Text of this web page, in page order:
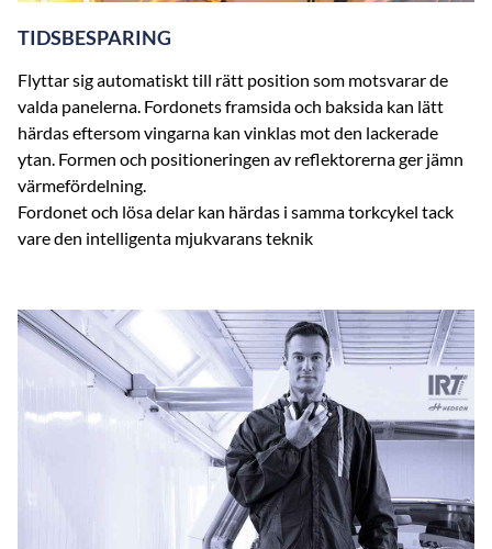
TIDSBESPARING
Flyttar sig automatiskt till rätt position som motsvarar de
valda panelerna. Fordonets framsida och baksida kan lätt
härdas eftersom vingarna kan vinklas mot den lackerade
ytan. Formen och positioneringen av reflektorerna ger jämn
värmefördelning.
Fordonet och lösa delar kan härdas i samma torkcykel tack
vare den intelligenta mjukvarans teknik